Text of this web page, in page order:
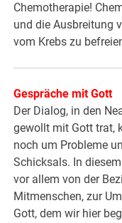
Chemotherapie!
und die Ausbreitung
vom Krebs zu
Gespräche mit Gott
Der Dialog, in den
gewollt mit Gott trat,
noch um Probleme
Schicksals. In
vor allem von der
Mitmenschen, zur
Gott, dem wir hier